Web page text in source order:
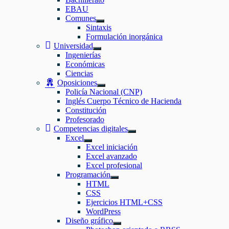
EBAU
Comunes
Mostrar
el
submenú
Sintaxis
Formulación inorgánica
Universidad
Mostrar
el
submenú
Ingenierías
Económicas
Ciencias
Oposiciones
Mostrar
el
submenú
Policía Nacional (CNP)
Inglés Cuerpo Técnico de Hacienda
Constitución
Profesorado
Competencias digitales
Mostrar
el
submenú
Excel
Mostrar
el
submenú
Excel iniciación
Excel avanzado
Excel profesional
Programación
Mostrar
HTML
CSS
Ejercicios HTML+CSS
WordPress
Diseño gráfico
Mostrar